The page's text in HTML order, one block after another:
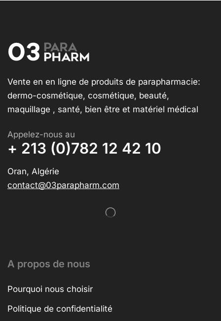
Vente en en ligne de produits de parapharmacie:
dermo-cosmétique, cosmétique, beauté,
maquillage , santé, bien être et matériel médical
Appelez-nous au
+ 213 (0)782 12 42 10
Oran, Algérie
contact@03parapharm.com
A propos de nous
Pourquoi nous choisir
Politique de confidentialité